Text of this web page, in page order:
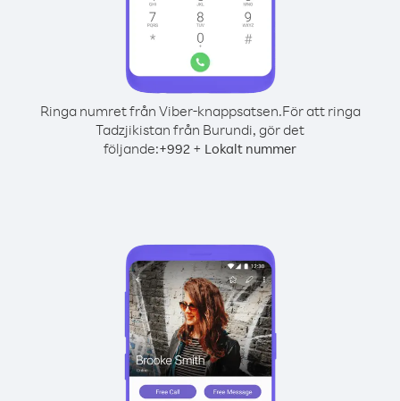
Ringa numret från Viber-knappsatsen.För att ringa
Tadzjikistan från Burundi, gör det
följande:+992 + Lokalt nummer